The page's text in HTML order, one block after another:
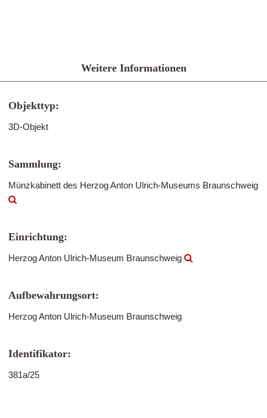
Weitere Informationen
Objekttyp:
3D-Objekt
Sammlung:
Münzkabinett des Herzog Anton Ulrich-Museums Braunschweig
Einrichtung:
Herzog Anton Ulrich-Museum Braunschweig
Aufbewahrungsort:
Herzog Anton Ulrich-Museum Braunschweig
Identifikator:
381a/25